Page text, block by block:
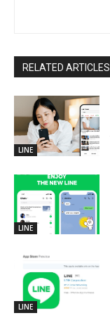
RELATED ARTICLES
LINE
LINE
LINE